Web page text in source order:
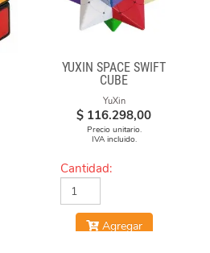
YUXIN SPACE SWIFT
CUBE
YuXin
$ 116.298,00
Precio unitario.
IVA incluido.
Cantidad:
Agregar